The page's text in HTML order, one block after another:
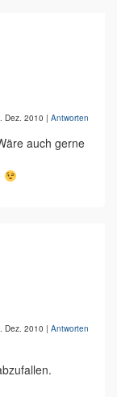
Dez. 2010 | Antworten
auch gerne
Dez. 2010 | Antworten